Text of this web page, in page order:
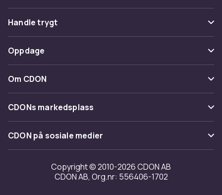
Vanlige spørsmål
Spor pakke
Angre & returner her
Kontakt oss
Handle trygt
Betaling
Levering
Tilbakekallinger
Oppdage
Kategorier
Varemerker
Om CDON
Om oss
Kundeanmeldelser
Jobbe på CDON
Investor relations
Tilgjengelighet
CDONs markedsplass
Merchant Help Center
CDON på sosiale medier
Copyright © 2010-2026 CDON AB
CDON AB, Org.nr: 556406-1702